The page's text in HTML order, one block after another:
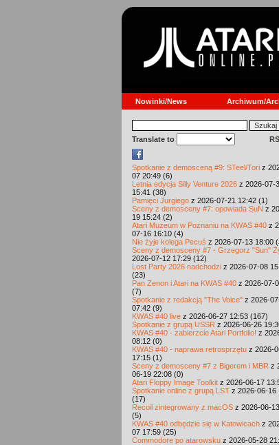
Nowinki/News Archiwum/
Translate to
Spotkanie z demosceną #9: STeel/Tori z
07 20:49 (6)
Letnia edycja Silly Venture 2026 z 2026-07-
15:41 (38)
Pamięci Jurgiego z 2026-07-21 12:42 (1)
Sceny z demosceny #7: opowiada SuN z
19 15:24 (2)
Atari Muzeum w Poznaniu na KWAS #40 z
07-16 16:10 (4)
Nie żyje kolega Pecuś z 2026-07-13 18:00
Sceny z demosceny #7 - Grzegorz "Sun"
2026-07-12 17:29 (12)
Lost Party 2026 nadchodzi z 2026-07-08
(23)
Pan Zenon i Atari na KWAS #40 z 2026-07-
(7)
Spotkanie z redakcją "The Voice" z 2026-
07:42 (9)
KWAS #40 live z 2026-06-27 12:53 (167)
Spotkanie z grupą USSR z 2026-06-26
KWAS #40 - zabierzcie Atari Portfolio! z
08:12 (0)
KWAS #40 - naprawa retrosprzętu z 2026-
17:15 (1)
Sceny z demosceny #7 z Bigerem i MBR z
06-19 22:08 (0)
Atari Floppy Image Toolkit z 2026-06-17
Spotkanie online z grupą LST z 2026-06-16
(17)
Recoil zintegrowany z macOS z 2026-06-
(5)
KWAS #40 odbędzie się w Katowicach z
07 17:59 (25)
Commodore po atarowsku z 2026-05-28